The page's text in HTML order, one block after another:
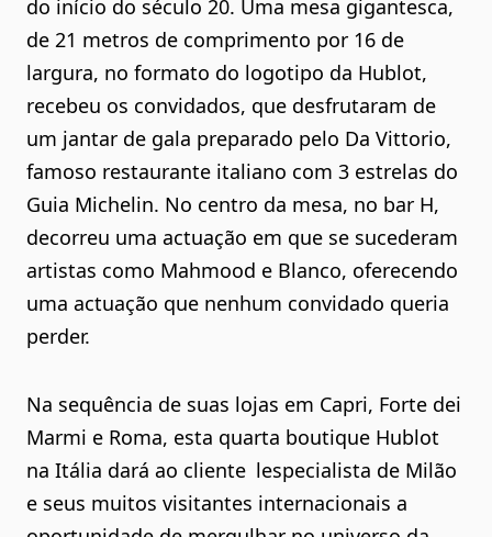
do início do século 20. Uma mesa gigantesca,
de 21 metros de comprimento por 16 de
largura, no formato do logotipo da Hublot,
recebeu os convidados, que desfrutaram de
um jantar de gala preparado pelo Da Vittorio,
famoso restaurante italiano com 3 estrelas do
Guia Michelin. No centro da mesa, no bar H,
decorreu uma actuação em que se sucederam
artistas como Mahmood e Blanco, oferecendo
uma actuação que nenhum convidado queria
perder.
Na sequência de suas lojas em Capri, Forte dei
Marmi e Roma, esta quarta boutique Hublot
na Itália dará ao cliente lespecialista de Milão
e seus muitos visitantes internacionais a